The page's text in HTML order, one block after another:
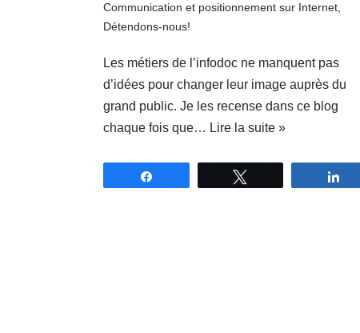
Communication et positionnement sur Internet,
Détendons-nous!
Les métiers de l’infodoc ne manquent pas
d’idées pour changer leur image auprès du
grand public. Je les recense dans ce blog
chaque fois que… Lire la suite »